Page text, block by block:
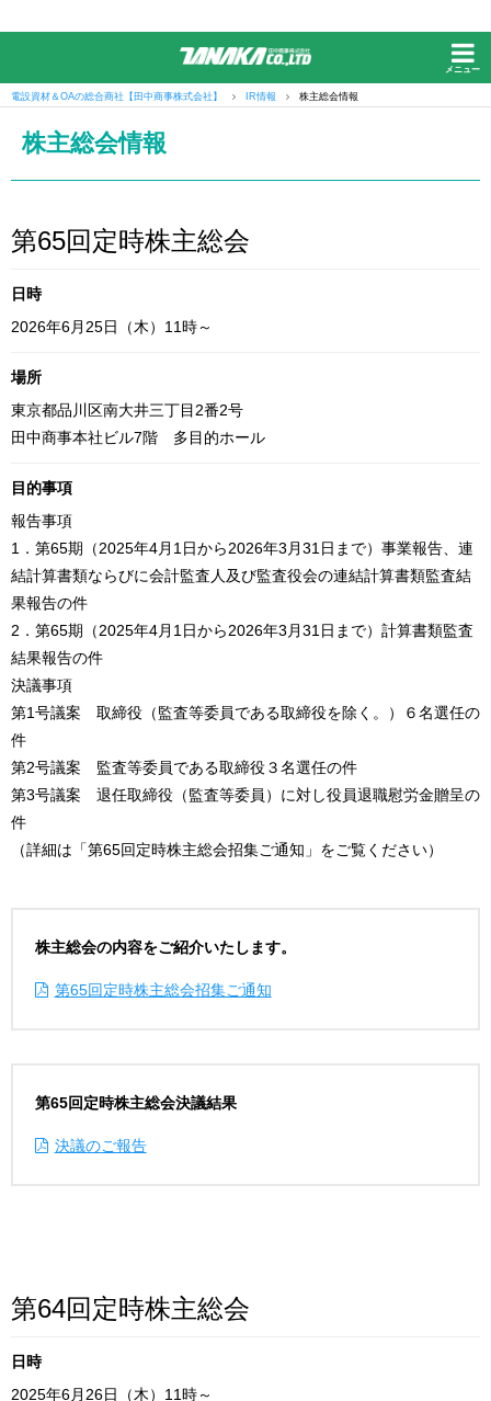
メニュー
電設資材＆OAの総合商社【田中商事株式会社】 IR情報 株主総会情報
株主総会情報
第65回定時株主総会
日時
2026年6月25日（木）11時～
場所
東京都品川区南大井三丁目2番2号
田中商事本社ビル7階 多目的ホール
目的事項
報告事項
1．第65期（2025年4月1日から2026年3月31日まで）事業報告、連
結計算書類ならびに会計監査人及び監査役会の連結計算書類監査結
果報告の件
2．第65期（2025年4月1日から2026年3月31日まで）計算書類監査
結果報告の件
決議事項
第1号議案 取締役（監査等委員である取締役を除く。）６名選任の
件
第2号議案 監査等委員である取締役３名選任の件
第3号議案 退任取締役（監査等委員）に対し役員退職慰労金贈呈の
件
（詳細は「第65回定時株主総会招集ご通知」をご覧ください）
株主総会の内容をご紹介いたします。
第65回定時株主総会招集ご通知
第65回定時株主総会決議結果
決議のご報告
第64回定時株主総会
日時
2025年6月26日（木）11時～